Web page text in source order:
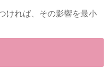
ければ、その影響を最小